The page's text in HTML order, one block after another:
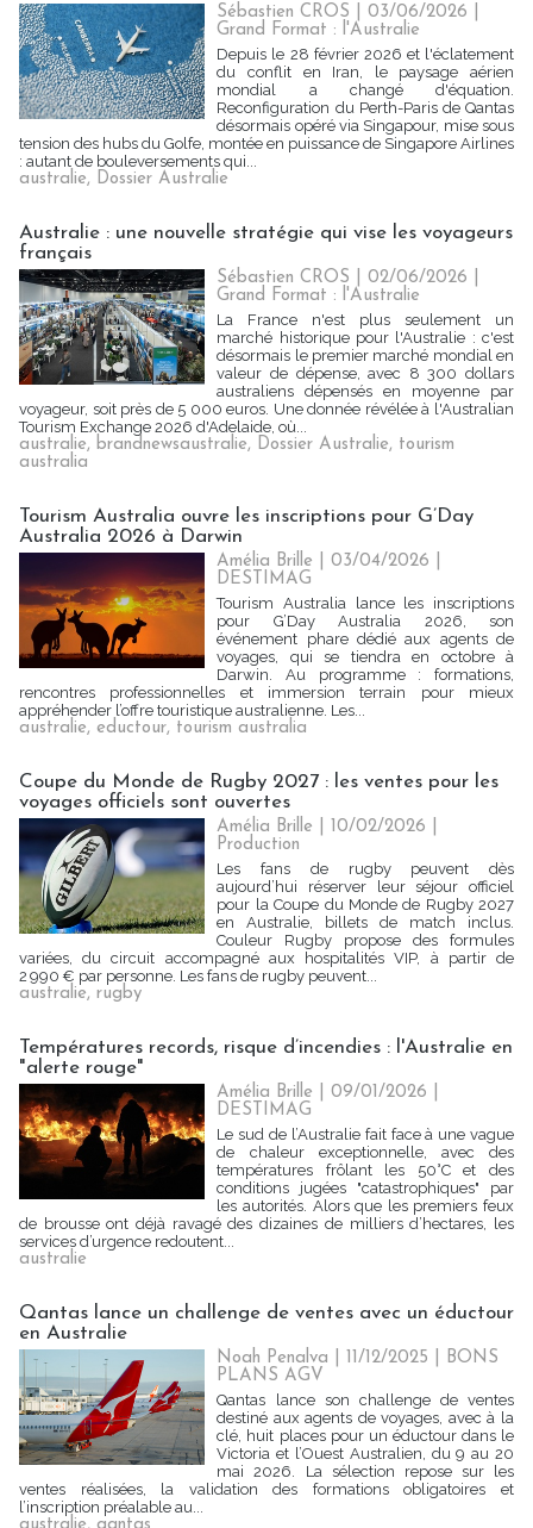
Sébastien CROS | 03/06/2026
Grand Format : l'Australie
Depuis le 28 février 2026 et l'éclatement
du conflit en Iran, le paysage aérien
mondial a changé d'équation.
Reconfiguration du Perth-Paris de Qantas
désormais opéré via Singapour, mise sous
tension des hubs du Golfe, montée en puissance de Singapore Airlines
: autant de bouleversements qui...
australie, Dossier Australie
Australie : une nouvelle stratégie qui vise les voyageurs
français
Sébastien CROS | 02/06/2026
Grand Format : l'Australie
La France n'est plus seulement un
marché historique pour l'Australie : c'est
désormais le premier marché mondial en
valeur de dépense, avec 8 300 dollars
australiens dépensés en moyenne par
voyageur, soit près de 5 000 euros. Une donnée révélée à l'Australian
Tourism Exchange 2026 d'Adelaide, où...
australie, brandnewsaustralie, Dossier Australie, tourism
australia
Tourism Australia ouvre les inscriptions pour G’Day
Australia 2026 à Darwin
Amélia Brille | 03/04/2026
DESTIMAG
Tourism Australia lance les inscriptions
pour G’Day Australia 2026, son
événement phare dédié aux agents de
voyages, qui se tiendra en octobre à
Darwin. Au programme : formations,
rencontres professionnelles et immersion terrain pour mieux
appréhender l’offre touristique australienne. Les...
australie, eductour, tourism australia
Coupe du Monde de Rugby 2027 : les ventes pour les
voyages officiels sont ouvertes
Amélia Brille | 10/02/2026
Production
Les fans de rugby peuvent dès
aujourd’hui réserver leur séjour officiel
pour la Coupe du Monde de Rugby 2027
en Australie, billets de match inclus.
Couleur Rugby propose des formules
variées, du circuit accompagné aux hospitalités VIP, à partir de
2 990 € par personne. Les fans de rugby peuvent...
australie, rugby
Températures records, risque d’incendies : l'Australie en
"alerte rouge"
Amélia Brille | 09/01/2026
DESTIMAG
Le sud de l’Australie fait face à une vague
de chaleur exceptionnelle, avec des
températures frôlant les 50°C et des
conditions jugées "catastrophiques" par
les autorités. Alors que les premiers feux
de brousse ont déjà ravagé des dizaines de milliers d’hectares, les
services d’urgence redoutent...
australie
Qantas lance un challenge de ventes avec un éductour
en Australie
Noah Penalva | 11/12/2025
BONS
PLANS AGV
Qantas lance son challenge de ventes
destiné aux agents de voyages, avec à la
clé, huit places pour un éductour dans le
Victoria et l’Ouest Australien, du 9 au 20
mai 2026. La sélection repose sur les
ventes réalisées, la validation des formations obligatoires et
l’inscription préalable au...